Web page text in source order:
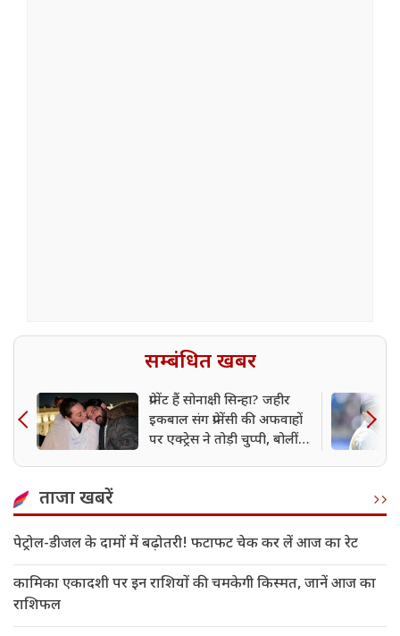
सम्बंधित खबर
प्रेग्नेंट हैं सोनाक्षी सिन्हा? जहीर
इकबाल संग प्रेग्नेंसी की अफवाहों
पर एक्ट्रेस ने तोड़ी चुप्पी, बोलीं-
ताजा खबरें
पेट्रोल-डीजल के दामों में बढ़ोतरी! फटाफट चेक कर लें आज का रेट
कामिका एकादशी पर इन राशियों की चमकेगी किस्मत, जानें आज का
राशिफल